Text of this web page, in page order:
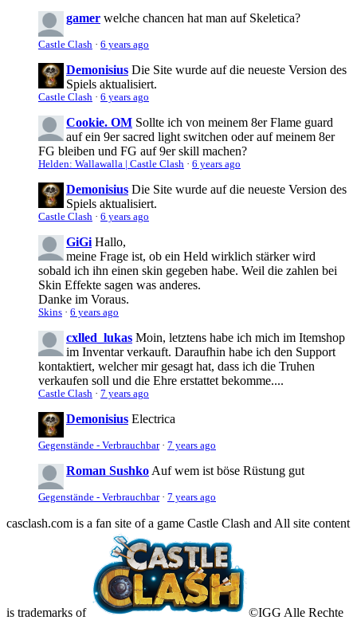
gamer welche chancen hat man auf Skeletica?
Castle Clash · 6 years ago
Demonisius Die Site wurde auf die neueste Version des
Spiels aktualisiert.
Castle Clash · 6 years ago
Cookie. OM Sollte ich von meinem 8er Flame guard
auf ein 9er sacred light switchen oder auf meinem 8er
FG bleiben und FG auf 9er skill machen?
Helden: Wallawalla | Castle Clash · 6 years ago
Demonisius Die Site wurde auf die neueste Version des
Spiels aktualisiert.
Castle Clash · 6 years ago
GiGi Hallo,
meine Frage ist, ob ein Held wirklich stärker wird
sobald ich ihn einen skin gegeben habe. Weil die zahlen bei
Skin Effekte sagen was anderes.
Danke im Voraus.
Skins · 6 years ago
cxlled_lukas Moin, letztens habe ich mich im Itemshop
im Inventar verkauft. Daraufhin habe ich den Support
kontaktiert, welcher mir gesagt hat, dass ich die Truhen
verkaufen soll und die Ehre erstattet bekomme....
Castle Clash · 7 years ago
Demonisius Electrica
Gegenstände - Verbrauchbar· 7 years ago
Roman Sushko Auf wem ist böse Rüstung gut
Gegenstände - Verbrauchbar· 7 years ago
casclash.com is a fan site of a game Castle Clash and All site content
is trademarks of ©IGG Alle Rechte